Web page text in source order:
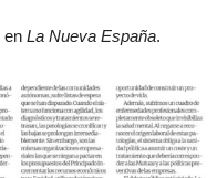
enLa Nueva España.